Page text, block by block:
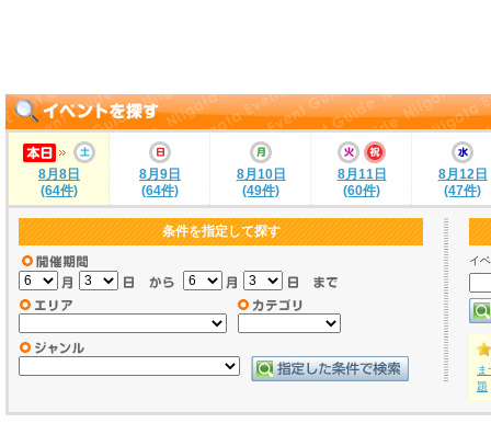
8月8日
(64件)
8月9日
(64件)
8月10日
(49件)
8月11日
(60件)
8月12日
(47件)
条件を指定して探す
イ
ま
題